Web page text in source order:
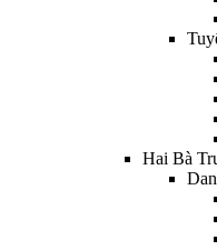
Hai Bà